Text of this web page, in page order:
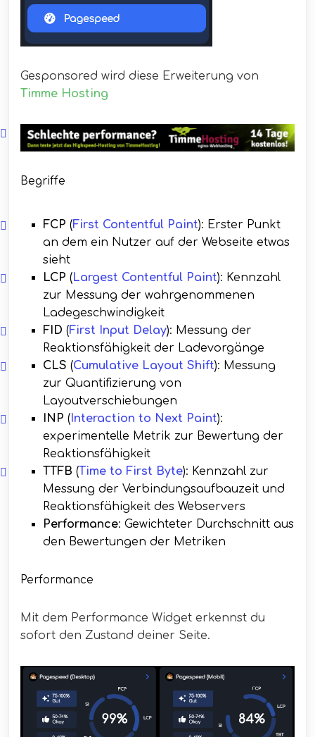
Gesponsored wird diese Erweiterung von
Timme Hosting
Begriffe
FCP (First Contentful Paint): Erster Punkt
an dem ein Nutzer auf der Webseite etwas
sieht
LCP (Largest Contentful Paint): Kennzahl
zur Messung der wahrgenommenen
Ladegeschwindigkeit
FID (First Input Delay): Messung der
Reaktionsfähigkeit der Ladevorgänge
CLS (Cumulative Layout Shift): Messung
zur Quantifizierung von
Layoutverschiebungen
INP (Interaction to Next Paint):
experimentelle Metrik zur Bewertung der
Reaktionsfähigkeit
TTFB ( Time to First Byte): Kennzahl zur
Messung der Verbindungsaufbauzeit und
Reaktionsfähigkeit des Webservers
Performance: Gewichteter Durchschnitt aus
den Bewertungen der Metriken
Performance
Mit dem Performance Widget erkennst du
sofort den Zustand deiner Seite.